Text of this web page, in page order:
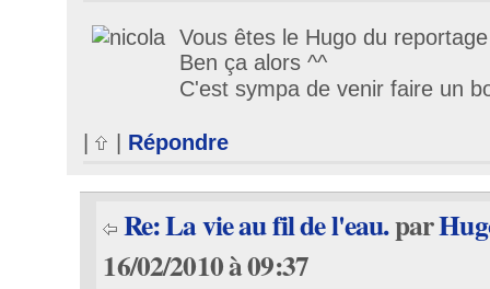
Vous êtes le Hugo du
Ben ça alors ^^
C'est sympa de venir faire un
| | Répondre
Re: La vie au fil de l'eau.par
16/02/2010 à 09:37